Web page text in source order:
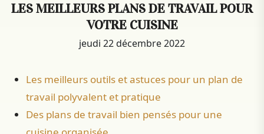
LES MEILLEURS PLANS DE TRAVAIL POUR
VOTRE CUISINE
jeudi 22 décembre 2022
Les meilleurs outils et astuces pour un plan de
travail polyvalent et pratique
Des plans de travail bien pensés pour une